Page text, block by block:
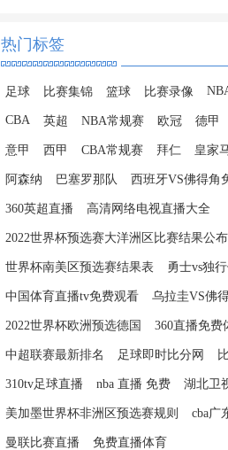
热门标签
足球 比赛集锦 篮球 比赛录像
CBA 英超 NBA常规赛 欧冠 德甲
意甲 西甲 CBA常规赛 拜仁 皇家
阿森纳 巴塞罗那队 西班牙VS佛得角
360英超直播 高清网络电视直播大全
2022世界杯预选赛大洋洲区比赛结果公布
世界杯南美区预选赛结果表 勇士vs独
中国体育直播tv免费观看 乌拉圭VS佛
2022世界杯欧洲预选德国 360直播免费
中超联赛最新排名 足球即时比分网
310tv足球直播 nba 直播 免费 湖北卫
美加墨世界杯非洲区预选赛规则 cba广
曼联比赛直播 免费直播体育